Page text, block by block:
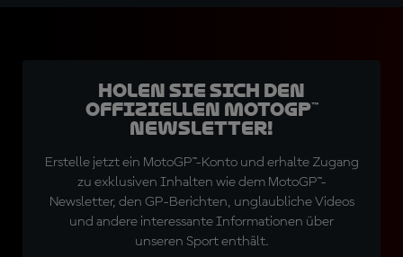
Holen Sie sich den
offiziellen MotoGP™
Newsletter!
Erstelle jetzt ein MotoGP™-Konto und erhalte Zugang
zu exklusiven Inhalten wie dem MotoGP™-
Newsletter, den GP-Berichten, unglaubliche Videos
und andere interessante Informationen über
unseren Sport enthält.